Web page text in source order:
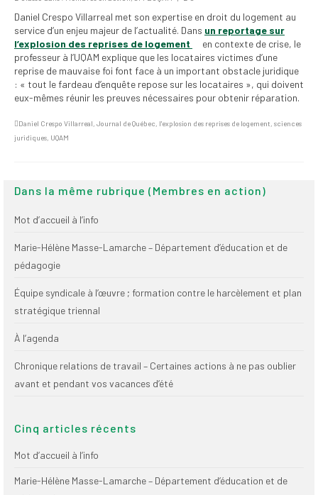
Statuts et
règlements
Politiques
Signature – Fond
Signature – Courriel
Vignettes
SPPEUQAM
Daniel Crespo Villarreal met son expertise en droit du logement au
service d’un enjeu majeur de l’actualité. Dans un reportage sur
l’explosion des reprises de logement
en contexte de crise, le
professeur à l’UQAM explique que les locataires victimes d’une
reprise de mauvaise foi font face à un important obstacle juridique
: « tout le fardeau d’enquête repose sur les locataires », qui doivent
eux-mêmes réunir les preuves nécessaires pour obtenir réparation.
Daniel Crespo Villarreal, Journal de Québec, l'explosion des reprises de logement, sciences
juridiques, UQAM
Dans la même rubrique (Membres en action)
Mot d’accueil à l’info
Marie-Hélène Masse-Lamarche – Département d’éducation et de
pédagogie
Équipe syndicale à l’œuvre ; formation contre le harcèlement et plan
stratégique triennal
À l’agenda
Chronique relations de travail – Certaines actions à ne pas oublier
avant et pendant vos vacances d’été
Cinq articles récents
Mot d’accueil à l’info
Marie-Hélène Masse-Lamarche – Département d’éducation et de